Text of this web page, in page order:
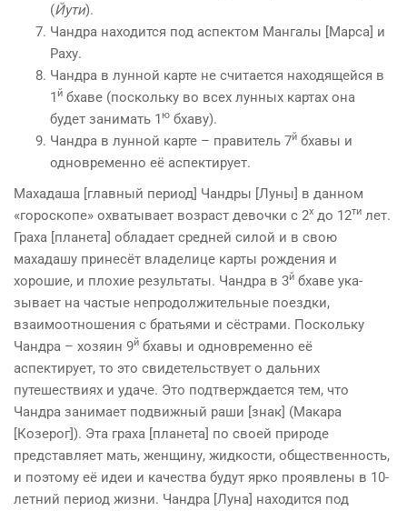
(Йути).
Чандра находится под аспектом Мангалы [Марса] и
Раху.
Чандра в лунной карте не считается находящейся в
1й бхаве (поскольку во всех лунных картах она
будет занимать 1ю бхаву).
Чандра в лунной карте – правитель 7й бхавы и
одновременно её аспектирует.
Махадаша [главный период] Чандры [Луны] в данном
«гороскопе» охватывает возраст девочки с 2х до 12ти лет.
Граха [планета] обладает средней силой и в свою
махадашу принесёт владелице карты рождения и
хорошие, и плохие результаты. Чандра в 3й бхаве ука­
зывает на частые непродолжительные поездки,
взаимоотношения с братьями и сёстрами. Поскольку
Чандра – хозяин 9й бхавы и одновременно её
аспектирует, то это свидетельствует о даль­них
путешествиях и удаче. Это подтверждается тем, что
Чандра занимает подвижный раши [знак] (Макара
[Козерог]). Эта граха [планета] по своей природе
представляет мать, женщину, жидкости, общественность,
и поэтому её идеи и качества будут ярко проявлены в 10-
летний период жизни. Чандра [Луна] находится под